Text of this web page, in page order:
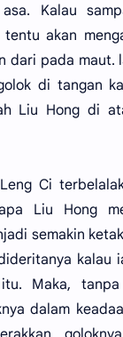
Kalau
akan
dari pada maut.
di tangan
Liu Hong di
Ci
Liu Hong
semakin
kalau
Maka,
dalam